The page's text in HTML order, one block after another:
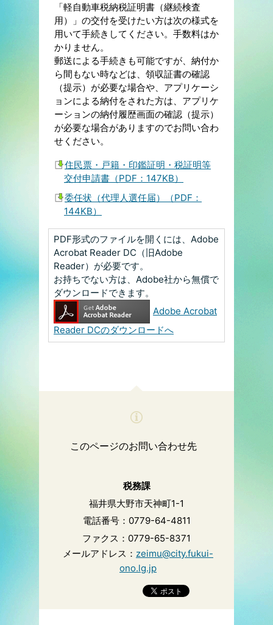
「軽自動車税納税証明書（継続検査
用）」の交付を受けたい方は次の様式を
用いて手続きしてください。手数料はか
かりません。
郵送による手続きも可能ですが、納付か
ら間もない時などは、領収証書の確認
（提示）が必要な場合や、アプリケーシ
ョンによる納付をされた方は、アプリケ
ーションの納付履歴画面の確認（提示）
が必要な場合がありますのでお問い合わ
せください。
住民票・戸籍・印鑑証明・税証明等
交付申請書（PDF：147KB）
委任状（代理人選任届）（PDF：
144KB）
PDF形式のファイルを開くには、Adobe
Acrobat Reader DC（旧Adobe
Reader）が必要です。
お持ちでない方は、Adobe社から無償で
ダウンロードできます。
Adobe Acrobat
Reader DCのダウンロードへ
このページのお問い合わせ先
税務課
福井県大野市天神町1-1
電話番号：0779-64-4811
ファクス：0779-65-8371
メールアドレス： zeimu@city.fukui-
ono.lg.jp